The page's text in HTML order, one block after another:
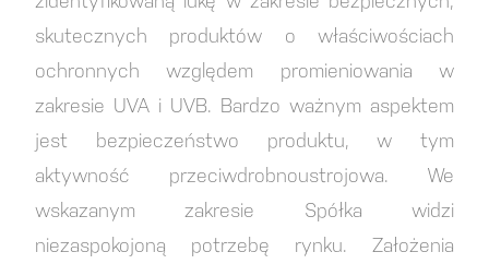
skutecznych produktów o właściwościach
ochronnych względem promieniowania w
zakresie UVA i UVB. Bardzo ważnym aspektem
jest bezpieczeństwo produktu, w tym
aktywność przeciwdrobnoustrojowa. We
wskazanym zakresie Spółka widzi
niezaspokojoną potrzebę rynku. Założenia